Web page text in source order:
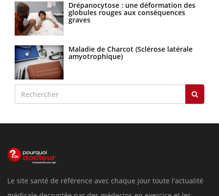
Drépanocytose : une déformation des
globules rouges aux conséquences
graves
Maladie de Charcot (Sclérose latérale
amyotrophique)
Le site santé de référence avec chaque jour toute l'actualité